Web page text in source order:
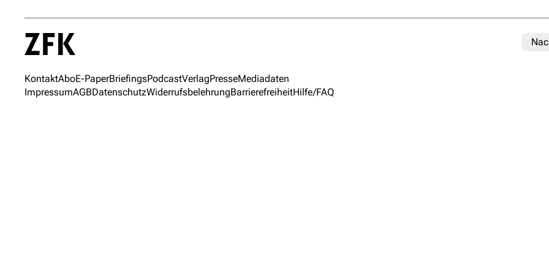
KontaktAboE-PaperBriefingsPodcastVerlagPresseMediadaten
ImpressumAGBDatenschutzWiderrufsbelehrungBarrierefreiheitHilfe/FAQ